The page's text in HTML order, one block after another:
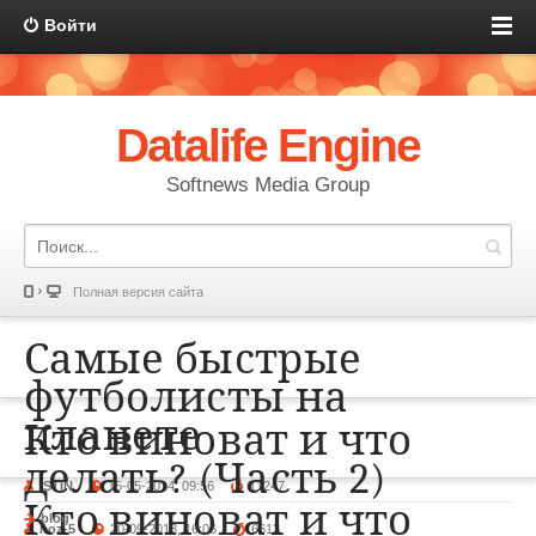
Войти
Datalife Engine
Softnews Media Group
Полная версия сайта
Самые быстрые
футболисты на
планете
ISTIN 15-05-2014, 09:56 11247
blog
Кто виноват и что
делать? (Часть 2)
noz-5 20-09-2013, 16:06 6613
Кто виноват и что